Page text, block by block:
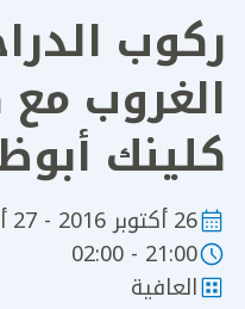
ركوب
الغروب مع
كلينك
26 أكتوبر 2016 - 27 أكتوبر 2016
21:00 - 02:00
العافية